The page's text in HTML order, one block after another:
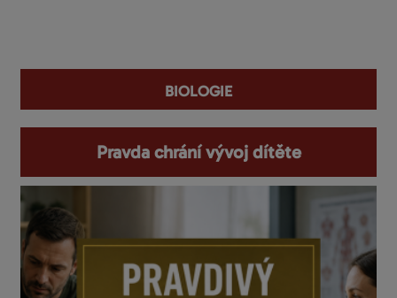
biologie
Pravda chrání vývoj dítěte